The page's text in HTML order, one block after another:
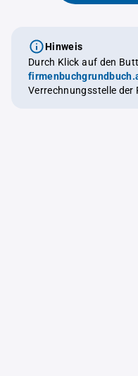
Hinweis
Durch Klick auf den
Verrechnungsstelle der